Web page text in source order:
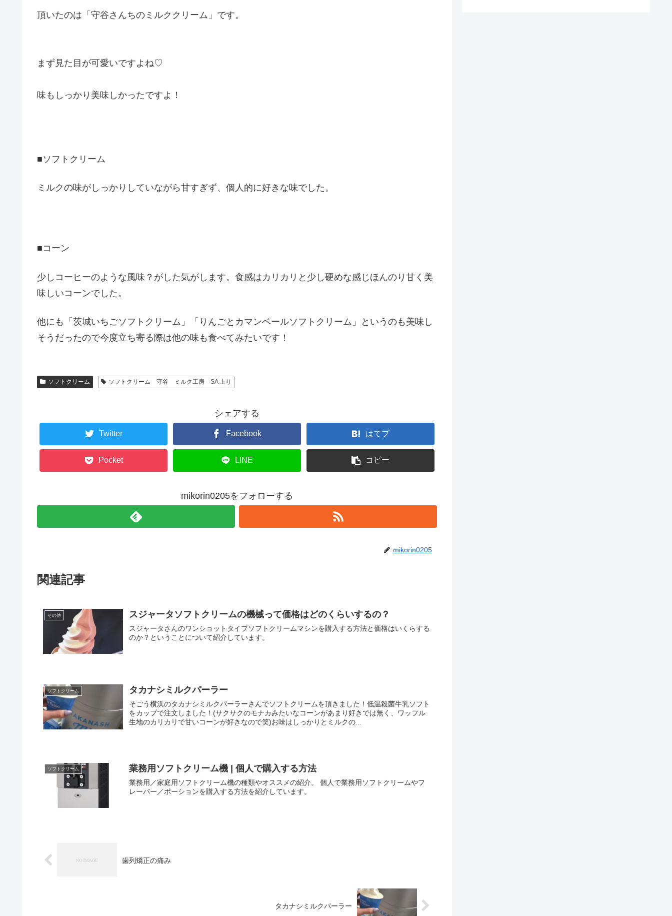
頂いたのは「守谷さんちのミルククリーム」です。
まず見た目が可愛いですよね♡
味もしっかり美味しかったですよ！
■ソフトクリーム
ミルクの味がしっかりしていながら甘すぎず、個人的に好きな味でした。
■コーン
少しコーヒーのような風味？がした気がします。食感はカリカリと少し硬めな感じほんのり甘く美
味しいコーンでした。
他にも「茨城いちごソフトクリーム」「りんごとカマンベールソフトクリーム」というのも美味し
そうだったので今度立ち寄る際は他の味も食べてみたいです！
ソフトクリーム ソフトクリーム 守谷 ミルク工房 SA 上り
シェアする
Twitter Facebook はてブ
Pocket LINE コピー
mikorin0205をフォローする
mikorin0205
関連記事
その他 スジャータソフトクリームの機械って価格はどのくらいするの？
スジャータさんのワンショットタイプソフトクリームマシンを購入する方法と価格はいくらする
のか？ということについて紹介しています。
ソフトクリーム タカナシミルクパーラー
そごう横浜のタカナシミルクパーラーさんでソフトクリームを頂きました！低温殺菌牛乳ソフト
をカップで注文しました！(サクサクのモナカみたいなコーンがあまり好きでは無く、ワッフル
生地のカリカリで甘いコーンが好きなので笑)お味はしっかりとミルクの...
ソフトクリーム 業務用ソフトクリーム機 | 個人で購入する方法
業務用／家庭用ソフトクリーム機の種類やオススメの紹介。 個人で業務用ソフトクリームやフ
レーバー／ポーションを購入する方法を紹介しています。
歯列矯正の痛み
タカナシミルクパーラー